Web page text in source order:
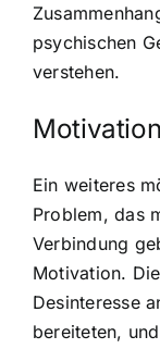
psychischen
verstehen.
Ein weiteres
Problem, das
Verbindung
Motivation.
Desinteresse
bereiteten,